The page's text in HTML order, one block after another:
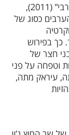
המלחמה הראשונה היתה עם “האביב הערבי” (2011),
כסוג של
כך בפירוש
חצר של
וטפחה על פני
עיראק מתה,